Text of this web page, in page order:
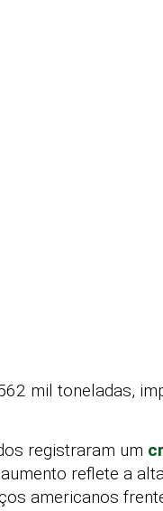
mil toneladas,
registraram um
reflete a
americanos